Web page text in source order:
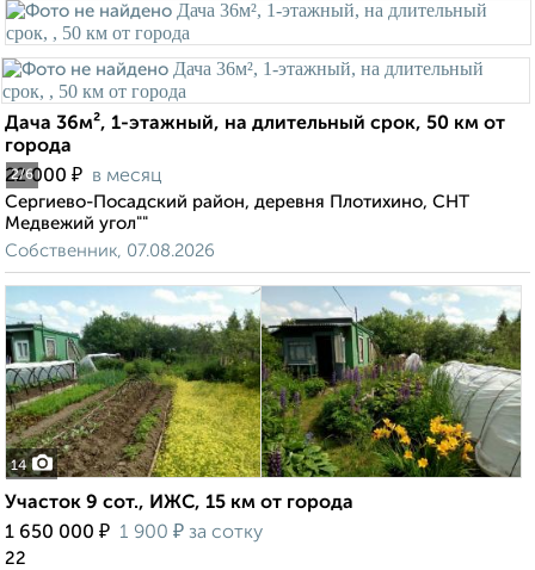
2/6
Дача 36м², 1-этажный, на длительный срок, 50 км от
города
22 000 ₽ в месяц
Сергиево-Посадский район, деревня Плотихино, СНТ
Медвежий угол""
Собственник, 07.08.2026
14
Участок 9 сот., ИЖС, 15 км от города
1 650 000 ₽ 1 900 ₽ за сотку
22